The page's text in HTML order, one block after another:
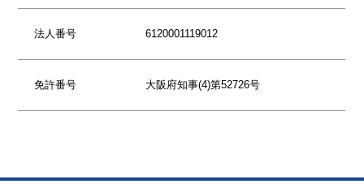
法人番号 6120001119012
免許番号 大阪府知事(4)第52726号